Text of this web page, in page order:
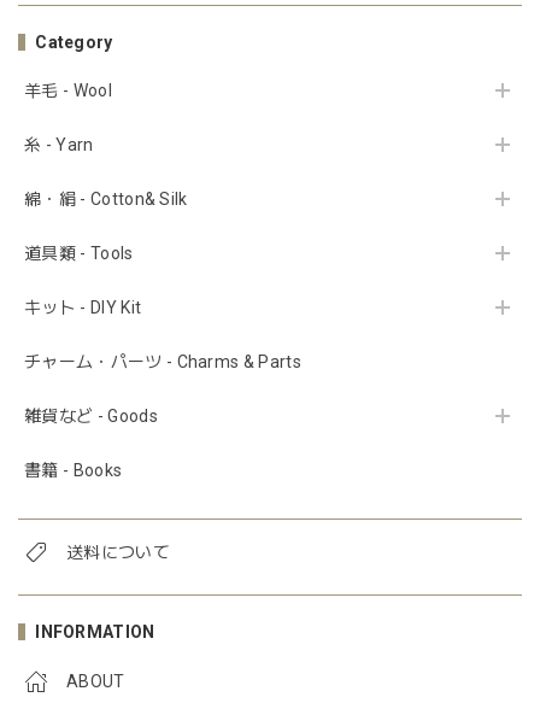
Category
羊毛 - Wool
糸 - Yarn
綿・絹 - Cotton& Silk
道具類 - Tools
キット - DIY Kit
チャーム・パーツ - Charms & Parts
雑貨など - Goods
書籍 - Books
送料について
INFORMATION
ABOUT